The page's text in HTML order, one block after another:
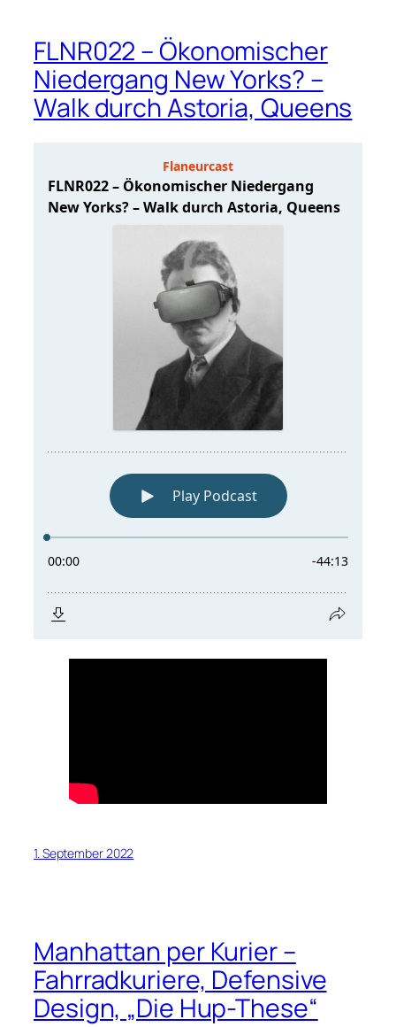
FLNR022 – Ökonomischer
Niedergang New Yorks? –
Walk durch Astoria, Queens
1. September 2022
Manhattan per Kurier –
Fahrradkuriere, Defensive
Design, „Die Hup-These“